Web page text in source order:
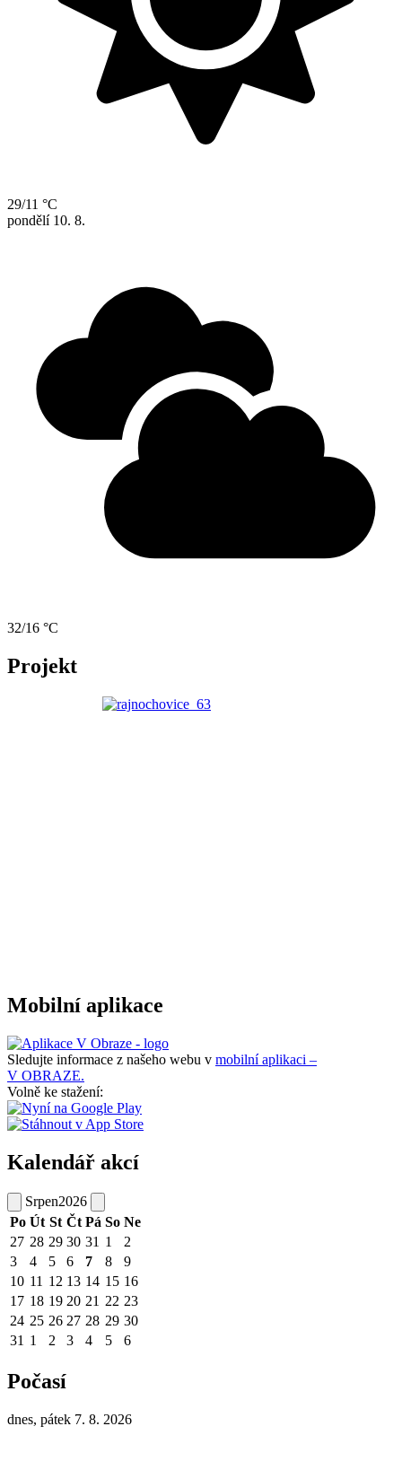
29/11 °C
pondělí 10. 8.
32/16 °C
Projekt
Mobilní aplikace
Sledujte informace z našeho webu v mobilní aplikaci –
V OBRAZE.
Volně ke stažení:
Kalendář akcí
Srpen2026
Po Út St Čt Pá So Ne
27 28 29 30 31 1
2
3
4 5 6 7 8
9
10 11 12 13 14 15 16
17 18 19 20 21 22 23
24 25 26 27 28 29 30
31 1 2 3 4 5 6
Počasí
dnes, pátek 7. 8. 2026